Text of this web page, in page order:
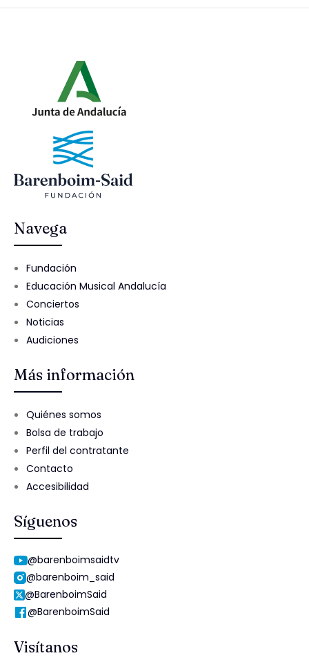
Navega
Fundación
Educación Musical Andalucía
Conciertos
Noticias
Audiciones
Más información
Quiénes somos
Bolsa de trabajo
Perfil del contratante
Contacto
Accesibilidad
Síguenos
@barenboimsaidtv
@barenboim_said
@BarenboimSaid
@BarenboimSaid
Visítanos